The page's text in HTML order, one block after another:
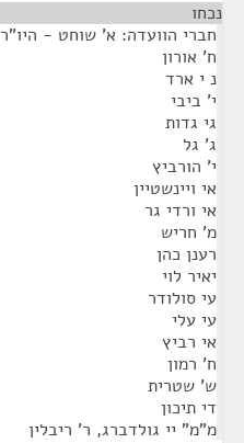
נכחו
חברי הוועדה: א' שוחט - היו"ר
ח' אורון
נ י ארד
י' ביבי
גי גדות
ג' גל
י' הורביץ
אי ויינשטיין
אי ורדי גר
מ' חריש
רענן כהן
יאיר לוי
עי סולודר
עי עלי
אי רביץ
ח' רמון
ש' שטרית
די תיכון
מ"מ" יי גולדברג, ר' ריבלין